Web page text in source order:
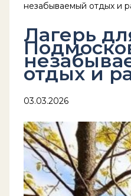
незабываемый отдых и
Лагерь
отдых и
03.03.2026